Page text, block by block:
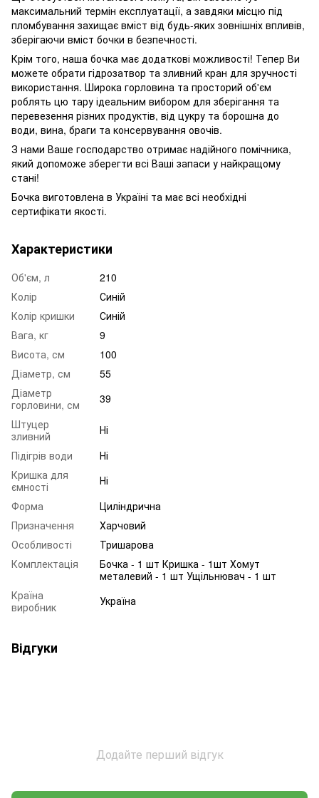
максимальний термін експлуатації, а завдяки місцю під
пломбування захищає вміст від будь-яких зовнішніх впливів,
зберігаючи вміст бочки в безпечності.
Крім того, наша бочка має додаткові можливості! Тепер Ви
можете обрати гідрозатвор та зливний кран для зручності
використання. Широка горловина та просторий об'єм
роблять цю тару ідеальним вибором для зберігання та
перевезення різних продуктів, від цукру та борошна до
води, вина, браги та консервування овочів.
З нами Ваше господарство отримає надійного помічника,
який допоможе зберегти всі Ваші запаси у найкращому
стані!
Бочка виготовлена в Україні та має всі необхідні
сертифікати якості.
Характеристики
Об'єм, л
210
Колір
Синій
Колір кришки
Синій
Вага, кг
9
Висота, см
100
Діаметр, см
55
Діаметр
горловини, см
39
Штуцер
зливний
Ні
Підігрів води
Ні
Кришка для
ємності
Ні
Форма
Циліндрична
Призначення
Харчовий
Особливості
Тришарова
Комплектація
Бочка - 1 шт Кришка - 1шт Хомут
металевий - 1 шт Ущільнювач - 1 шт
Країна
виробник
Україна
Відгуки
Додайте перший відгук